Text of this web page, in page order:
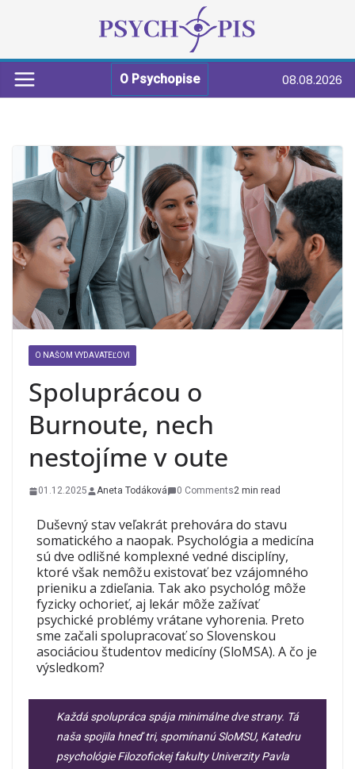
O Psychopise 08.08.2026
O NAŠOM VYDAVATEĽOVI
Spoluprácou o
Burnoute, nech
nestojíme v oute
01.12.2025 Aneta Todáková 0 Comments2 min read
Duševný stav veľakrát prehovára do stavu
somatického a naopak. Psychológia a medicína
sú dve odlišné komplexné vedné disciplíny,
ktoré však nemôžu existovať bez vzájomného
prieniku a zdieľania. Tak ako psychológ môže
fyzicky ochorieť, aj lekár môže zažívať
psychické problémy vrátane vyhorenia. Preto
sme začali spolupracovať so Slovenskou
asociáciou študentov medicíny (SloMSA). A čo je
výsledkom?
Každá spolupráca spája minimálne dve strany. Tá
naša spojila hneď tri, spomínanú SloMSU, Katedru
psychológie Filozofickej fakulty Univerzity Pavla